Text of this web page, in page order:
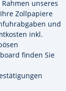
unseres
Zollpapiere
und
inkl.
finden Sie